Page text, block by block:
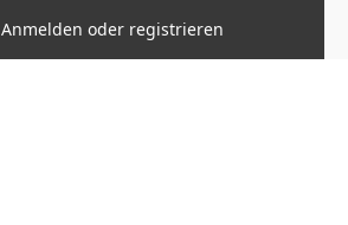
Anmelden oder registrieren